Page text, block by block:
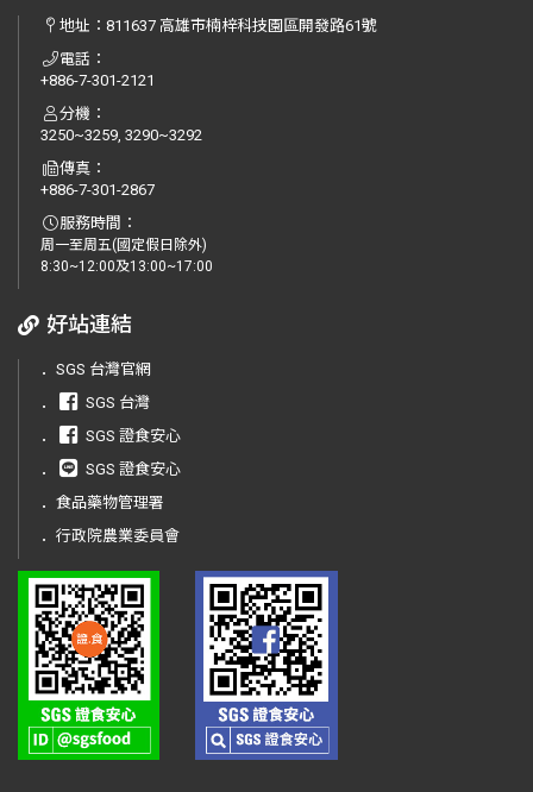
地址：811637 高雄市楠梓科技園區開發路61號
電話：
+886-7-301-2121
分機：
3250~3259, 3290~3292
傳真：
+886-7-301-2867
服務時間：
周一至周五(國定假日除外)
8:30~12:00及13:00~17:00
好站連結
． SGS 台灣官網
．
SGS 台灣
．
SGS 證食安心
．
SGS 證食安心
． 食品藥物管理署
． 行政院農業委員會